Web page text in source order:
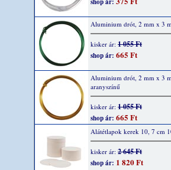
Aluminium drót, 2 mm x 3
kisker ár: 1 055 Ft
shop ár: 665 Ft
Aluminium drót, 2 mm x 3
aranyszínű
kisker ár: 1 055 Ft
shop ár: 665 Ft
Alátétlapok kerek 10, 7 cm
kisker ár: 2 645 Ft
shop ár: 1 820 Ft